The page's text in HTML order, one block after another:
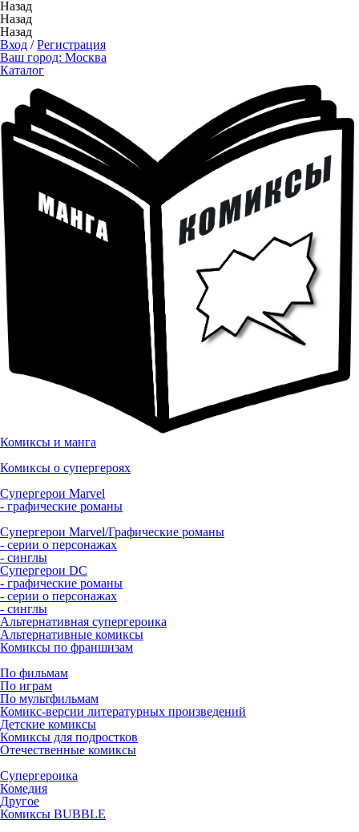
Назад
Назад
Назад
Вход /Регистрация
Ваш город: Москва
Каталог
Комиксы и манга
Комиксы о супергероях
Супергерои Marvel
- графические романы
Супергерои Marvel/Графические романы
- серии о персонажах
- синглы
Супергерои DC
- графические романы
- серии о персонажах
- синглы
Альтернативная супергероика
Альтернативные комиксы
Комиксы по франшизам
По фильмам
По играм
По мультфильмам
Комикс-версии литературных произведений
Детские комиксы
Комиксы для подростков
Отечественные комиксы
Супергероика
Комедия
Другое
Комиксы BUBBLE